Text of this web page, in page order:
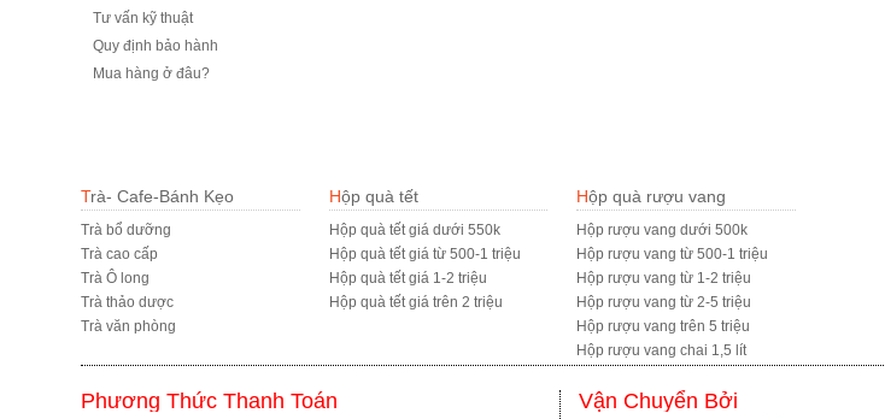
Tư vấn kỹ thuật
Quy định bảo hành
Mua hàng ở đâu?
Trà- Cafe-Bánh Kẹo
Trà bổ dưỡng
Trà cao cấp
Trà Ô long
Trà thảo dược
Trà văn phòng
Hộp quà tết
Hộp quà tết giá dưới 550k
Hộp quà tết giá từ 500-1 triệu
Hộp quà tết giá 1-2 triệu
Hộp quà tết giá trên 2 triệu
Hộp quà rượu vang
Hộp rượu vang dưới 500k
Hộp rượu vang từ 500-1 triệu
Hộp rượu vang từ 1-2 triệu
Hộp rượu vang từ 2-5 triệu
Hộp rượu vang trên 5 triệu
Hộp rượu vang chai 1,5 lít
Phương Thức Thanh Toán Vận Chuyển Bởi